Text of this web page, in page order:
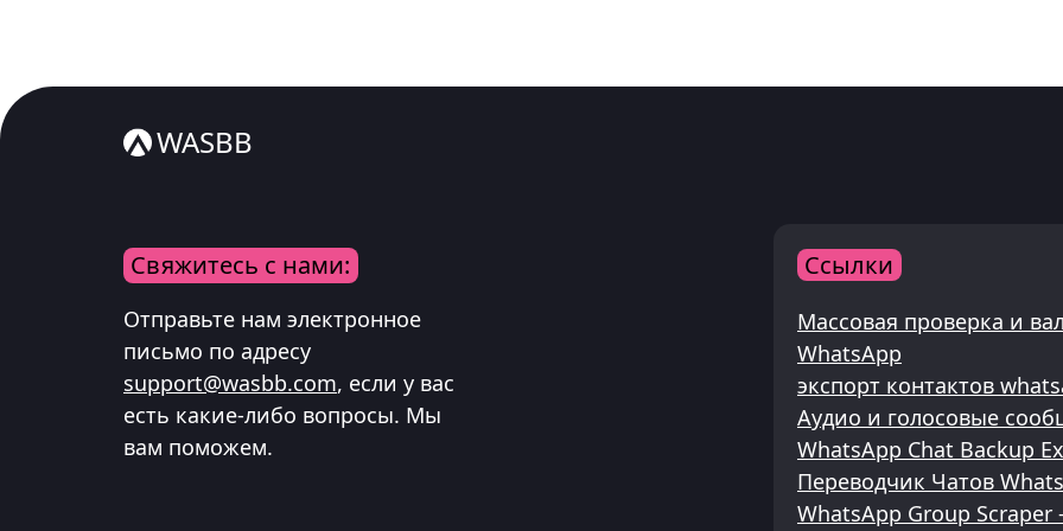
WASBB
Ссылки
Массовая проверка и
WhatsApp
экспорт контактов
Аудио и голосовые
WhatsApp Chat Backup
Переводчик Чатов
WhatsApp Group Scraper
Свяжитесь с нами:
Отправьте нам электронное
письмо по адресу
support@wasbb.com, если у вас
есть какие-либо вопросы. Мы
вам поможем.